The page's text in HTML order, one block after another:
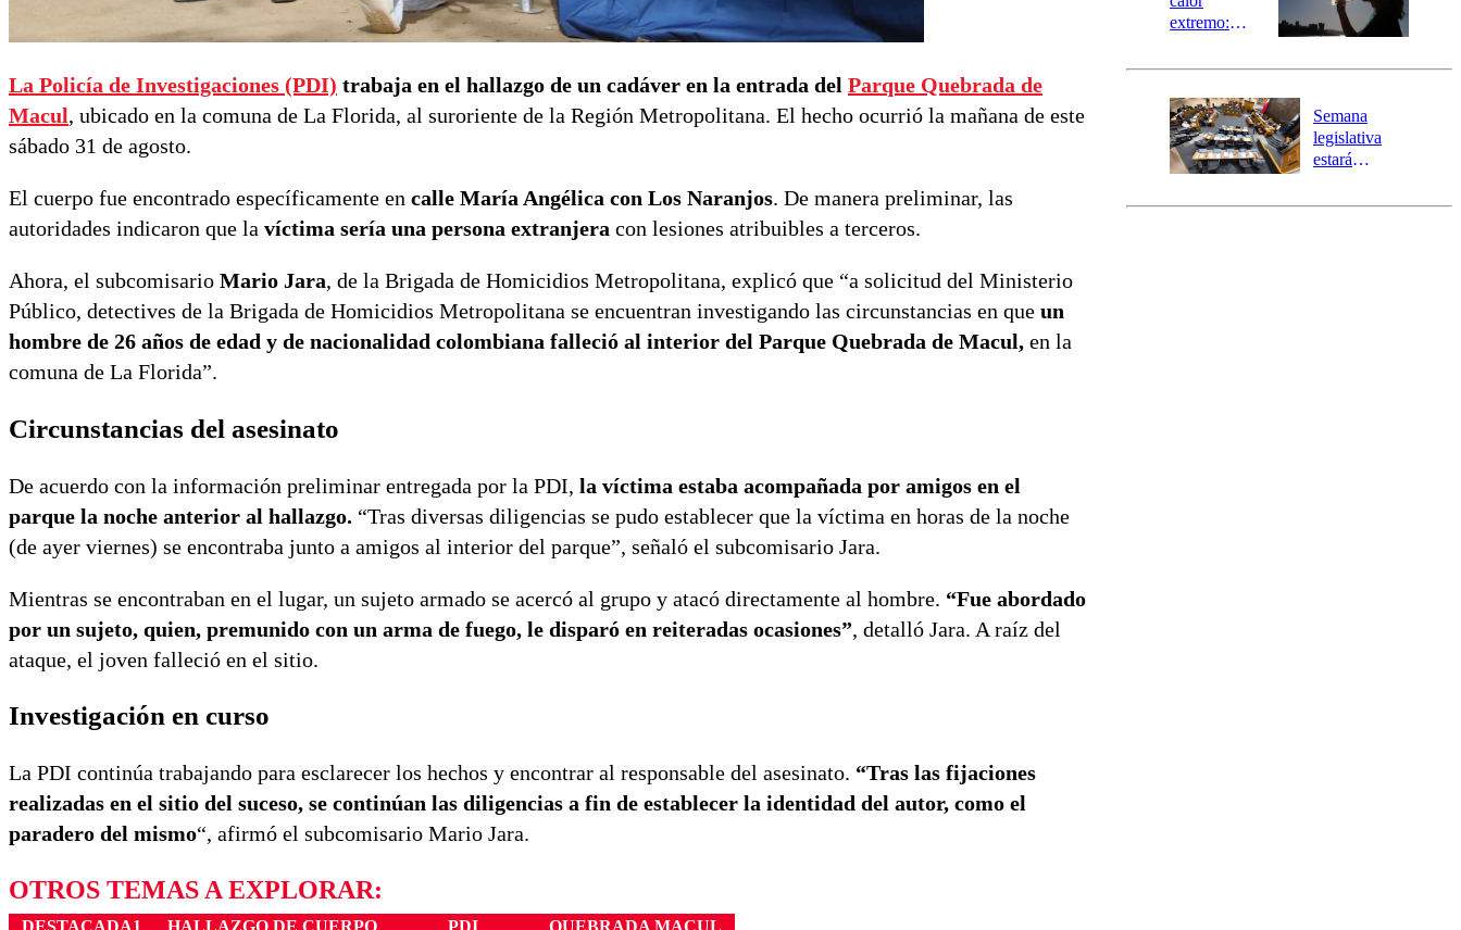
La Policía de Investigaciones (PDI) trabaja en el hallazgo de un cadáver en la entrada del Parque Quebrada de
Macul, ubicado en la comuna de La Florida, al suroriente de la Región Metropolitana. El hecho ocurrió la mañana de este
sábado 31 de agosto.
El cuerpo fue encontrado específicamente en calle María Angélica con Los Naranjos. De manera preliminar, las
autoridades indicaron que la víctima sería una persona extranjera con lesiones atribuibles a terceros.
Ahora, el subcomisario Mario Jara, de la Brigada de Homicidios Metropolitana, explicó que “a solicitud del Ministerio
Público, detectives de la Brigada de Homicidios Metropolitana se encuentran investigando las circunstancias en que un
hombre de 26 años de edad y de nacionalidad colombiana falleció al interior del Parque Quebrada de Macul, en la
comuna de La Florida”.
Circunstancias del asesinato
De acuerdo con la información preliminar entregada por la PDI, la víctima estaba acompañada por amigos en el
parque la noche anterior al hallazgo. “Tras diversas diligencias se pudo establecer que la víctima en horas de la noche
(de ayer viernes) se encontraba junto a amigos al interior del parque”, señaló el subcomisario Jara.
Mientras se encontraban en el lugar, un sujeto armado se acercó al grupo y atacó directamente al hombre. “Fue abordado
por un sujeto, quien, premunido con un arma de fuego, le disparó en reiteradas ocasiones”, detalló Jara. A raíz del
ataque, el joven falleció en el sitio.
Investigación en curso
La PDI continúa trabajando para esclarecer los hechos y encontrar al responsable del asesinato. “Tras las fijaciones
realizadas en el sitio del suceso, se continúan las diligencias a fin de establecer la identidad del autor, como el
paradero del mismo“, afirmó el subcomisario Mario Jara.
OTROS TEMAS A EXPLORAR:
extremo:
activa Alerta
Preventiva en
tres comunas
Semana
legislativa
estará
el fin de la